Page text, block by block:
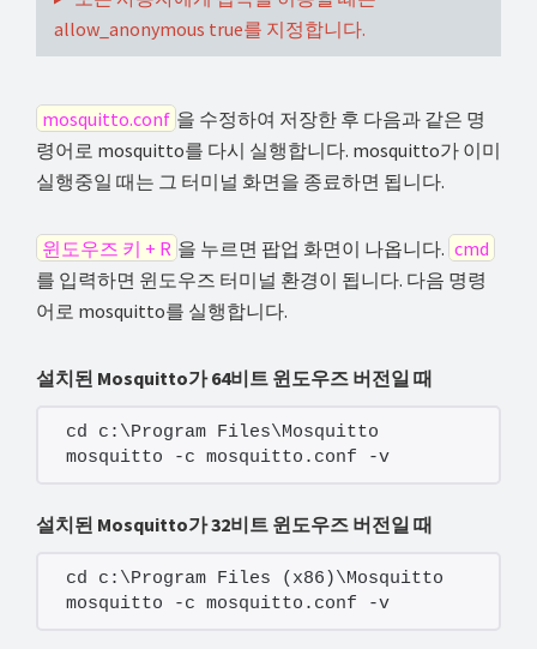
allow_anonymous true를 지정합니다.
mosquitto.conf 을 수정하여 저장한 후 다음과 같은 명
령어로 mosquitto를 다시 실행합니다. mosquitto가 이미
실행중일 때는 그 터미널 화면을 종료하면 됩니다.
윈도우즈 키 + R 을 누르면 팝업 화면이 나옵니다. cmd
를 입력하면 윈도우즈 터미널 환경이 됩니다. 다음 명령
어로 mosquitto를 실행합니다.
설치된 Mosquitto가 64비트 윈도우즈 버전일 때
cd c:\Program Files\Mosquitto
mosquitto -c mosquitto.conf -v
설치된 Mosquitto가 32비트 윈도우즈 버전일 때
cd c:\Program Files (x86)\Mosquitto
mosquitto -c mosquitto.conf -v